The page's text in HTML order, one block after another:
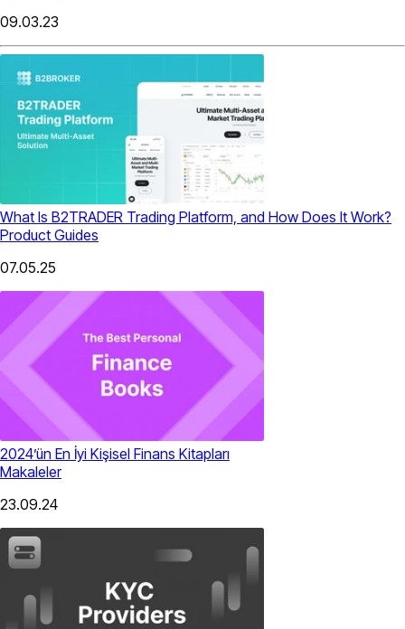
09.03.23
What Is B2TRADER Trading Platform, and How Does It Work?
Product Guides
07.05.25
2024’ün En İyi Kişisel Finans Kitapları
Makaleler
23.09.24